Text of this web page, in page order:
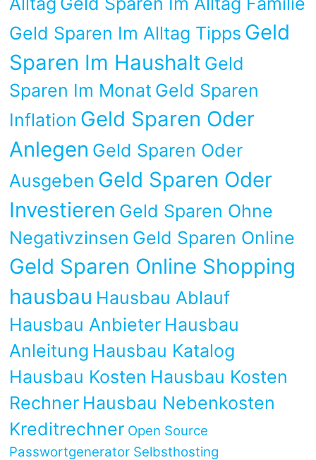
Geld Sparen Im Alltag Tipps Geld
Sparen Im Haushalt Geld
Sparen Im Monat Geld Sparen
Inflation Geld Sparen Oder
Anlegen Geld Sparen Oder
Ausgeben Geld Sparen Oder
Investieren Geld Sparen Ohne
Negativzinsen Geld Sparen Online
Geld Sparen Online Shopping
hausbau Hausbau Ablauf
Hausbau Anbieter Hausbau
Anleitung Hausbau Katalog
Hausbau Kosten Hausbau Kosten
Rechner Hausbau Nebenkosten
Kreditrechner Open Source
Passwortgenerator Selbsthosting